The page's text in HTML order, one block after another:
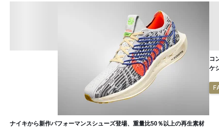
ナイキから新作パフォーマンスシューズ登場、重量比50％以上の再生素材
コ
ケ